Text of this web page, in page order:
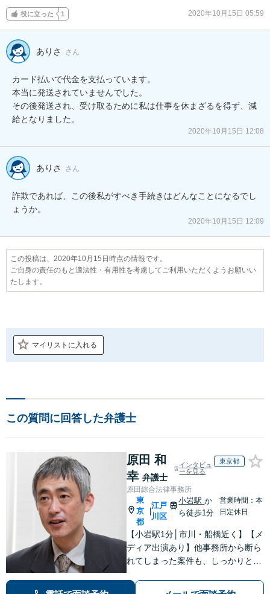
役に立った 1 2020年10月15日 05:59
ありさ さん
カード払いで代金を支払っています。
本当に発送されていませんでした。
その後発送され、受け取るために私は仕事を休まざるを得ず、減
給となりました。
2020年10月15日 12:08
ありさ さん
詐欺であれば、この後私がすべき手続きはどんなことになるでし
ょうか。
2020年10月15日 12:09
この投稿は、2020年10月15日時点の情報です。
ご自身の責任のもと適法性・有用性を考慮してご利用いただくようお願いい
たします。
マイリストに入れる
この質問に回答した弁護士
原田 和
幸 弁護士
インタビュ
ーを見る
東京都
原田綜合法律事務所
東
京
都
|
江戸
川区
小岩駅か
ら徒歩1分
営業時間：本
日定休日
【小岩駅1分│市川・船橋近く】【メ
ディア出演あり】他事務所から断ら
れてしまった案件も、しっかりと面
【解決実績約1000件】豊富な離婚調